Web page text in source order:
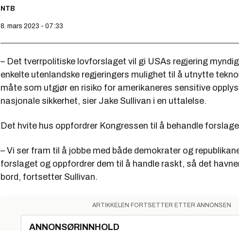
NTB
8. mars 2023 - 07:33
– Det tverrpolitiske lovforslaget vil gi USAs regjering
enkelte utenlandske regjeringers mulighet til å utnytte
måte som utgjør en risiko for amerikaneres sensitive
nasjonale sikkerhet, sier Jake Sullivan i en uttalelse.
Det hvite hus oppfordrer Kongressen til å behandle
– Vi ser fram til å jobbe med både demokrater og
forslaget og oppfordrer dem til å handle raskt, så det
bord, fortsetter Sullivan.
ARTIKKELEN FORTSETTER ETTER ANNONSEN
ANNONSØRINNHOLD